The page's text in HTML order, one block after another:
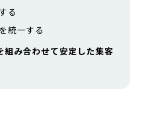
る
統一する
み合わせて安定した集客